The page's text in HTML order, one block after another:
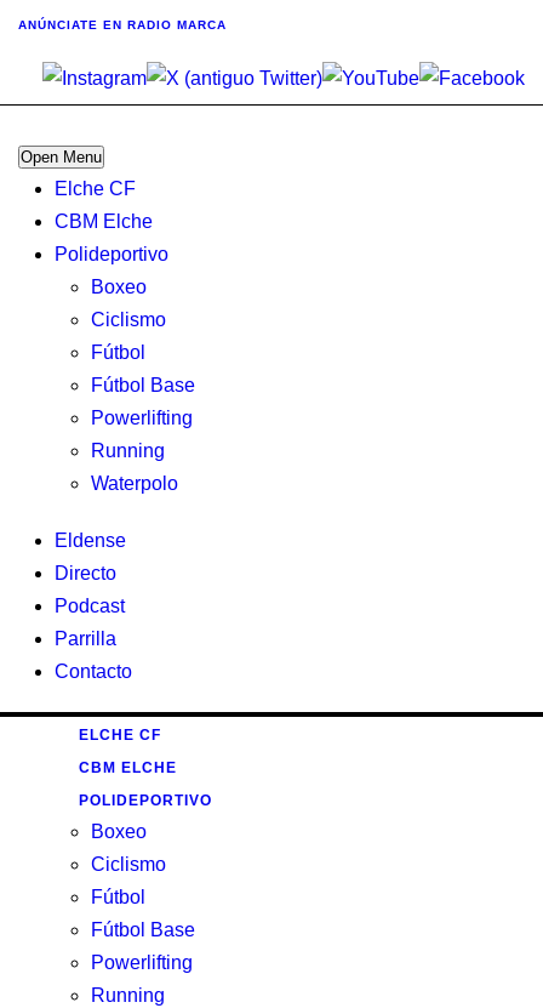
ANÚNCIATE EN RADIO MARCA
Open Menu
Elche CF
CBM Elche
Polideportivo
Boxeo
Ciclismo
Fútbol
Fútbol Base
Powerlifting
Running
Waterpolo
Eldense
Directo
Podcast
Parrilla
Contacto
ELCHE CF
CBM ELCHE
POLIDEPORTIVO
Boxeo
Ciclismo
Fútbol
Fútbol Base
Powerlifting
Running